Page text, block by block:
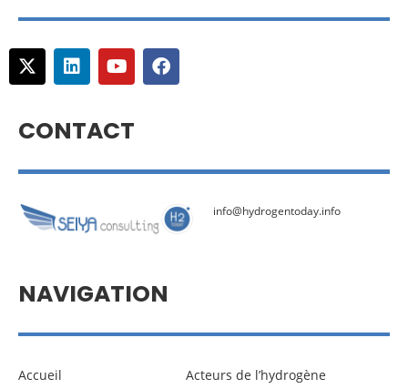
CONTACT
info@hydrogentoday.info
NAVIGATION
Accueil Acteurs de l’hydrogène